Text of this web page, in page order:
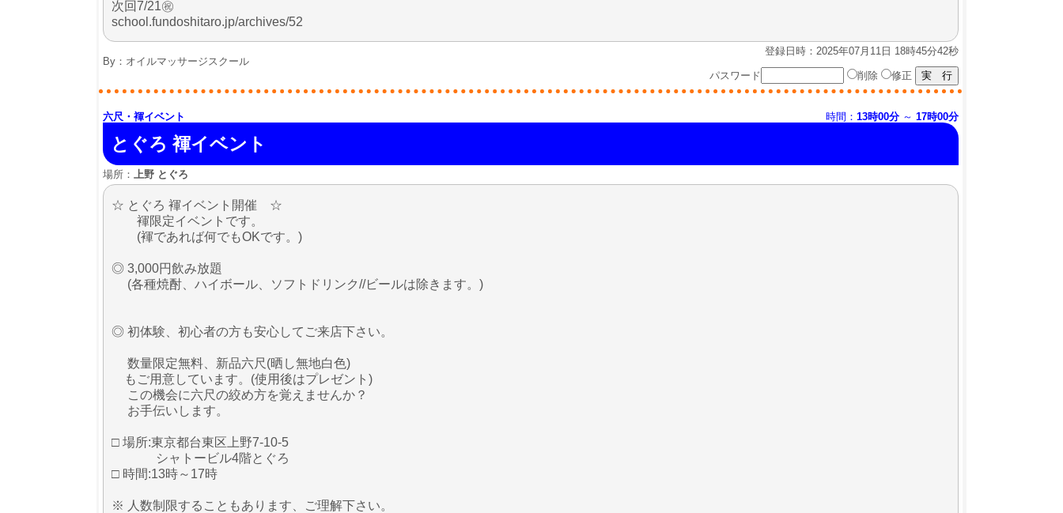
次回7/21㊗️
school.fundoshitaro.jp/archives/52
登録日時：2025年07月11日 18時45分42秒
By： オイルマッサージスクール
パスワード
削除 修正
六尺・褌イベント 時間： 13時00分～ 17時00分
とぐろ 褌イベント
場所： 上野 とぐろ
☆ とぐろ 褌イベント開催 ☆
褌限定イベントです。
(褌であれば何でもOKです。)
◎ 3,000円飲み放題
(各種焼酎、ハイボール、ソフトドリンク//ビールは除きます。)
◎ 初体験、初心者の方も安心してご来店下さい。
数量限定無料、新品六尺(晒し無地白色)
もご用意しています。(使用後はプレゼント)
この機会に六尺の絞め方を覚えませんか？
お手伝いします。
□ 場所:東京都台東区上野7-10-5
シャトービル4階とぐろ
□ 時間:13時～17時
※ 人数制限することもあります、ご理解下さい。